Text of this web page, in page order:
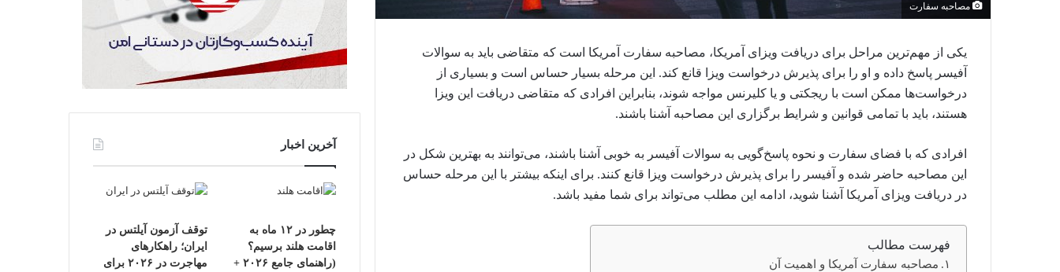
مصاحبه سفارت
یکی از مهم‌ترین مراحل برای دریافت ویزای آمریکا، مصاحبه سفارت آمریکا است که متقاضی باید به سوالات
آفیسر پاسخ داده و او را برای پذیرش درخواست ویزا قانع کند. این مرحله بسیار حساس است و بسیاری از
درخواست‌ها ممکن است با ریجکتی و یا کلیرنس مواجه شوند، بنابراین افرادی که متقاضی دریافت این ویزا
هستند،‌ باید با تمامی قوانین و شرایط برگزاری این مصاحبه آشنا باشند.
افرادی که با فضای سفارت و نحوه پاسخ‌گویی به سوالات آفیسر به خوبی آشنا باشند، می‌توانند به بهترین شکل در
این مصاحبه حاضر شده و آفیسر را برای پذیرش درخواست ویزا قانع کنند. برای اینکه بیشتر با این مرحله حساس
در دریافت ویزای آمریکا آشنا شوید، ادامه این مطلب می‌تواند برای شما مفید باشد.
فهرست مطالب
مصاحبه سفارت آمریکا و اهمیت آن
آخرین اخبار
چطور در ۱۲ ماه به
اقامت هلند برسیم؟
(راهنمای جامع ۲۰۲۶ +
توقف آزمون آیلتس در
ایران؛ راهکارهای
مهاجرت در ۲۰۲۶ برای